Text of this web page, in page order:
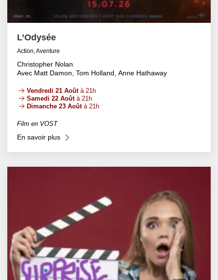
L’Odysée
Action, Aventure
Christopher Nolan
Avec Matt Damon, Tom Holland, Anne Hathaway
Vendredi 21 Aoûtà 21h
Samedi 22 Aoûtà 21h
Dimanche 23 Aoûtà 21h
Film en VOST
En savoir plus